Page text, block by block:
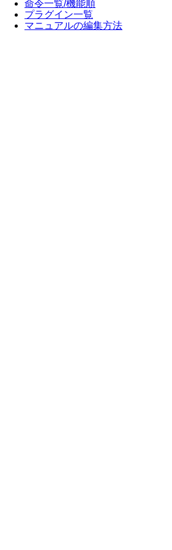
命令一覧/機能順
プラグイン一覧
マニュアルの編集方法